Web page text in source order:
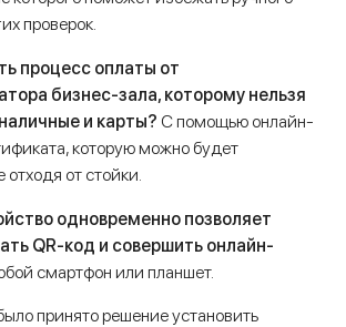
проверок.
процесс оплаты от
бизнес-зала, которому нельзя
и карты? С помощью онлайн-
которую можно будет
от стойки.
одновременно позволяет
QR-код и совершить онлайн-
смартфон или планшет.
принято решение установить